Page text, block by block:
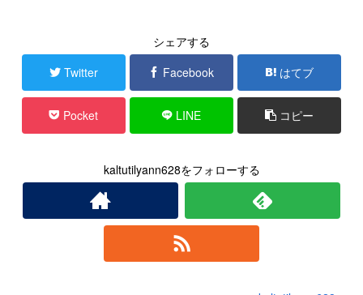
シェアする
Twitter
Facebook はてブ
Pocket LINE コピー
kaltutilyann628をフォローする